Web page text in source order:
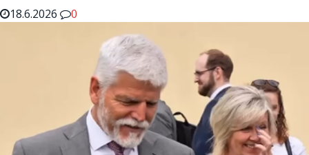
18.6.2026
0